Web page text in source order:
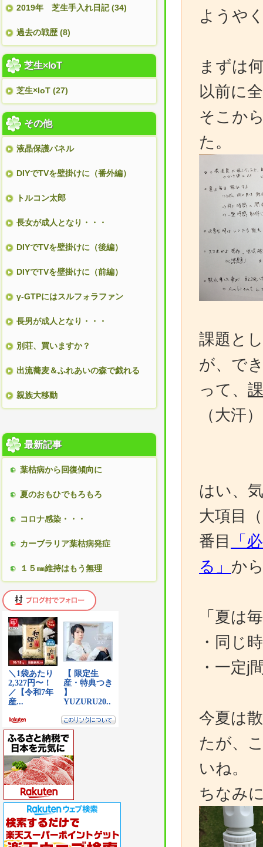
ようや
まずは
以前に
そこか
た。
課題と
が、で
って、
（大汗）
はい、
大項目
番目
「
る」 か
「夏は
・同じ
・一定
今夏は
たが、
いね。
ちなみ
2019年 芝生手入れ日記 (34)
過去の戦歴 (8)
芝生×IoT
芝生×IoT (27)
その他
液晶保護パネル
DIYでTVを壁掛けに（番外編）
トルコン太郎
長女が成人となり・・・
DIYでTVを壁掛けに（後編）
DIYでTVを壁掛けに（前編）
γ-GTPにはスルフォラファン
長男が成人となり・・・
別荘、買いますか？
出流蕎麦＆ふれあいの森で戯れる
親族大移動
最新記事
葉枯病から回復傾向に
夏のおもひでもろもろ
コロナ感染・・・
カーブラリア葉枯病発症
１５㎜維持はもう無理